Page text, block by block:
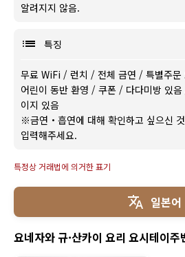
알려지지 않음.
특징
무료 WiFi / 런치 / 전체 금연 / 특별주문
어린이 동반 환영 / 쿠폰 / 다다미방 있음
이지 있음
※금연・흡연에 대해 확인하고 싶으신
입력해주세요.
특정상 거래법에 의거한 표기
일본어
요네자와 규·산카이 요리 요시테이주